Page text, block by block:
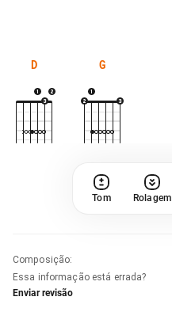
D G
Tom Rolagem
Composição:
Essa informação está errada?
Enviar revisão